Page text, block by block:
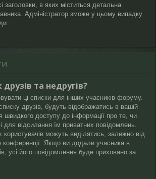
заголовки, в яких міститься детальна
Адміністратор зможе у цьому випадку
та недругів?
ці списки для інших учасників форуму.
друзів, будуть відображатись в вашій
швидкого доступу до інформації про те, чи
для відсилання їм приватних повідомлень.
користувачів можуть виділятись, залежно від
конференції. Якщо ви додали учасника в
усі його повідомлення буде приховано за